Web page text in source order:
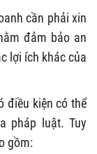
cần phải xin
đảm bảo an
lợi ích khác của
điều kiện có thể
pháp luật. Tuy
gồm: